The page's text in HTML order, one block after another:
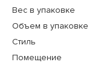
Вес в упаковке
Объем в упаковке
Стиль
Помещение